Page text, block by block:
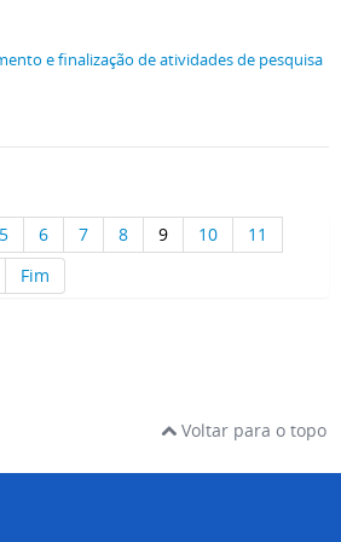
e finalização de atividades de pesquisa
5 6 7 8 9 10
11
Fim
Voltar para o topo